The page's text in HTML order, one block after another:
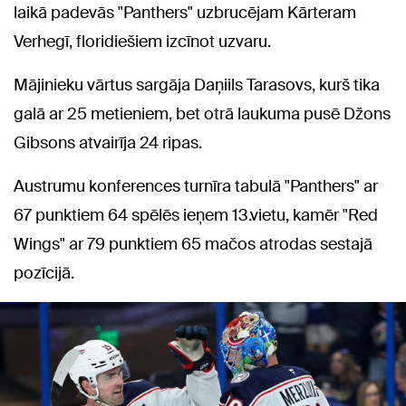
laikā padevās "Panthers" uzbrucējam Kārteram
Verhegī, floridiešiem izcīnot uzvaru.
Mājinieku vārtus sargāja Daņiils Tarasovs, kurš tika
galā ar 25 metieniem, bet otrā laukuma pusē Džons
Gibsons atvairīja 24 ripas.
Austrumu konferences turnīra tabulā "Panthers" ar
67 punktiem 64 spēlēs ieņem 13.vietu, kamēr "Red
Wings" ar 79 punktiem 65 mačos atrodas sestajā
pozīcijā.